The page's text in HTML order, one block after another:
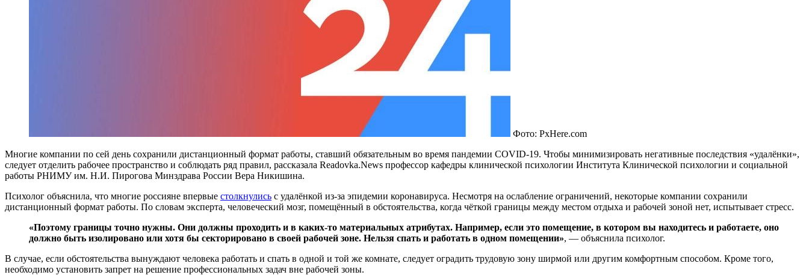
Фото: PxHere.com
Многие компании по сей день сохранили дистанционный формат работы, ставший обязательным во время пандемии COVID-19. Чтобы минимизировать негативные последствия «удалёнки»,
следует отделить рабочее пространство и соблюдать ряд правил, рассказала Readovka.News профессор кафедры клинической психологии Института Клинической психологии и социальной
работы РНИМУ им. Н.И. Пирогова Минздрава России Вера Никишина.
Психолог объяснила, что многие россияне впервые столкнулись с удалёнкой из-за эпидемии коронавируса. Несмотря на ослабление ограничений, некоторые компании сохранили
дистанционный формат работы. По словам эксперта, человеческий мозг, помещённый в обстоятельства, когда чёткой границы между местом отдыха и рабочей зоной нет, испытывает стресс.
«Поэтому границы точно нужны. Они должны проходить и в каких-то материальных атрибутах. Например, если это помещение, в котором вы находитесь и работаете, оно
должно быть изолировано или хотя бы секторировано в своей рабочей зоне. Нельзя спать и работать в одном помещении», — объяснила психолог.
В случае, если обстоятельства вынуждают человека работать и спать в одной и той же комнате, следует оградить трудовую зону ширмой или другим комфортным способом. Кроме того,
необходимо установить запрет на решение профессиональных задач вне рабочей зоны.